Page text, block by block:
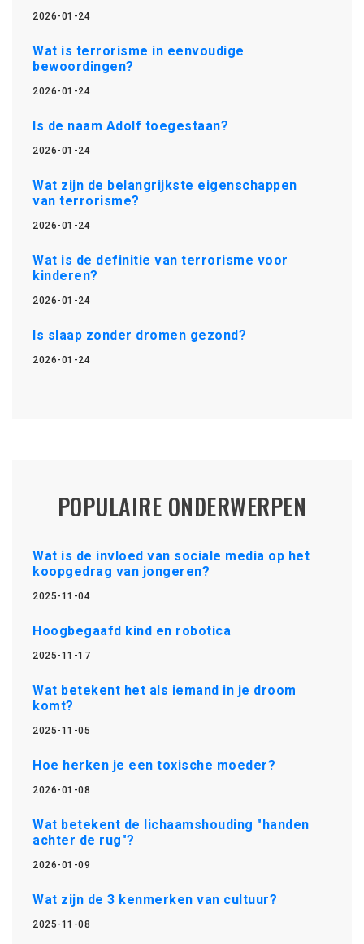
2026-01-24
Wat is terrorisme in eenvoudige
bewoordingen?
2026-01-24
Is de naam Adolf toegestaan?
2026-01-24
Wat zijn de belangrijkste eigenschappen
van terrorisme?
2026-01-24
Wat is de definitie van terrorisme voor
kinderen?
2026-01-24
Is slaap zonder dromen gezond?
2026-01-24
POPULAIRE ONDERWERPEN
Wat is de invloed van sociale media op het
koopgedrag van jongeren?
2025-11-04
Hoogbegaafd kind en robotica
2025-11-17
Wat betekent het als iemand in je droom
komt?
2025-11-05
Hoe herken je een toxische moeder?
2026-01-08
Wat betekent de lichaamshouding "handen
achter de rug"?
2026-01-09
Wat zijn de 3 kenmerken van cultuur?
2025-11-08